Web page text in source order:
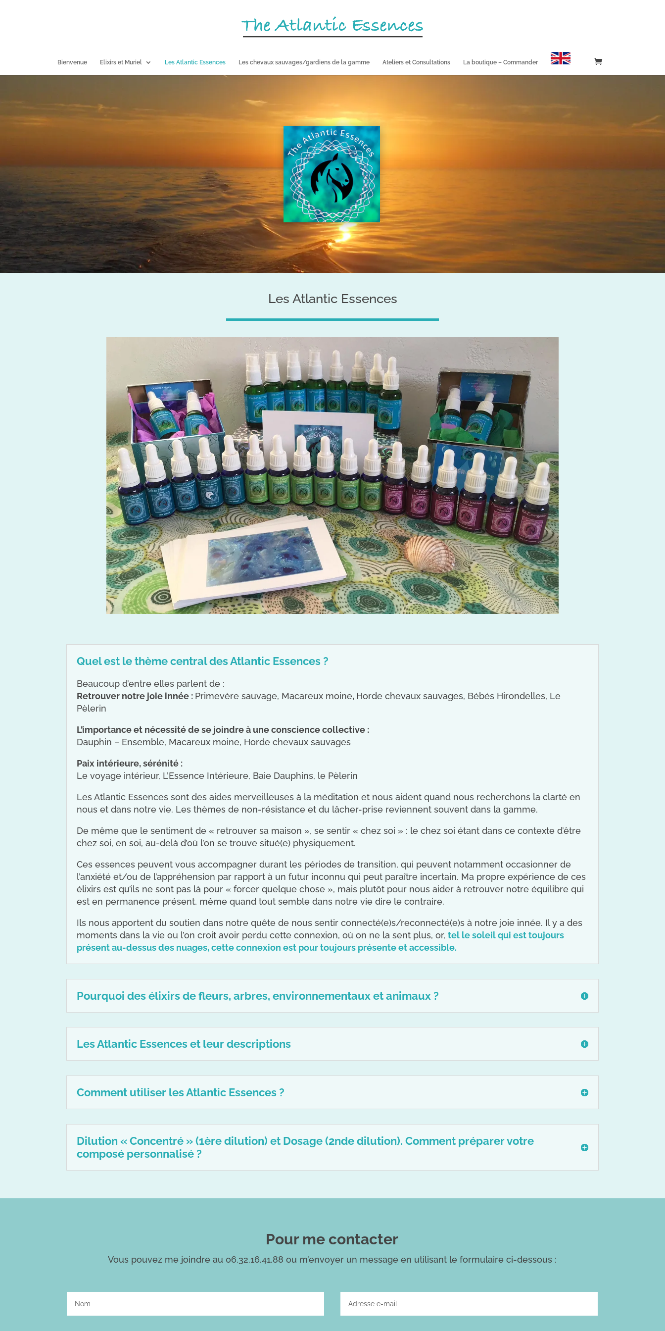
Bienvenue Elixirs et Muriel Les Atlantic Essences Les chevaux sauvages/gardiens de la gamme Ateliers et Consultations La boutique – Commander
Les Atlantic Essences
Quel est le thème central des Atlantic Essences ?
Beaucoup d’entre elles parlent de :
Retrouver notre joie innée : Primevère sauvage, Macareux moine, Horde chevaux sauvages, Bébés Hirondelles, Le
Pèlerin
L’importance et nécessité de se joindre à une conscience collective :
Dauphin – Ensemble, Macareux moine, Horde chevaux sauvages
Paix intérieure, sérénité :
Le voyage intérieur, L’Essence Intérieure, Baie Dauphins, le Pèlerin
Les Atlantic Essences sont des aides merveilleuses à la méditation et nous aident quand nous recherchons la clarté en
nous et dans notre vie. Les thèmes de non-résistance et du lâcher-prise reviennent souvent dans la gamme.
De même que le sentiment de « retrouver sa maison », se sentir « chez soi » : le chez soi étant dans ce contexte d’être
chez soi, en soi, au-delà d’où l’on se trouve situé(e) physiquement.
Ces essences peuvent vous accompagner durant les périodes de transition, qui peuvent notamment occasionner de
l’anxiété et/ou de l’appréhension par rapport à un futur inconnu qui peut paraître incertain. Ma propre expérience de ces
élixirs est qu’ils ne sont pas là pour « forcer quelque chose », mais plutôt pour nous aider à retrouver notre équilibre qui
est en permanence présent, même quand tout semble dans notre vie dire le contraire.
Ils nous apportent du soutien dans notre quête de nous sentir connecté(e)s/reconnecté(e)s à notre joie innée. Il y a des
moments dans la vie ou l’on croit avoir perdu cette connexion, où on ne la sent plus, or,tel le soleil qui est toujours
présent au-dessus des nuages, cette connexion est pour toujours présente et accessible.
Pourquoi des élixirs de fleurs, arbres, environnementaux et animaux ?
Les Atlantic Essences et leur descriptions
Comment utiliser les Atlantic Essences ?
Dilution « Concentré » (1ère dilution) et Dosage (2nde dilution). Comment préparer votre
composé personnalisé ?
Pour me contacter
Vous pouvez me joindre au 06.32.16.41.88 ou m’envoyer un message en utilisant le formulaire ci-dessous :